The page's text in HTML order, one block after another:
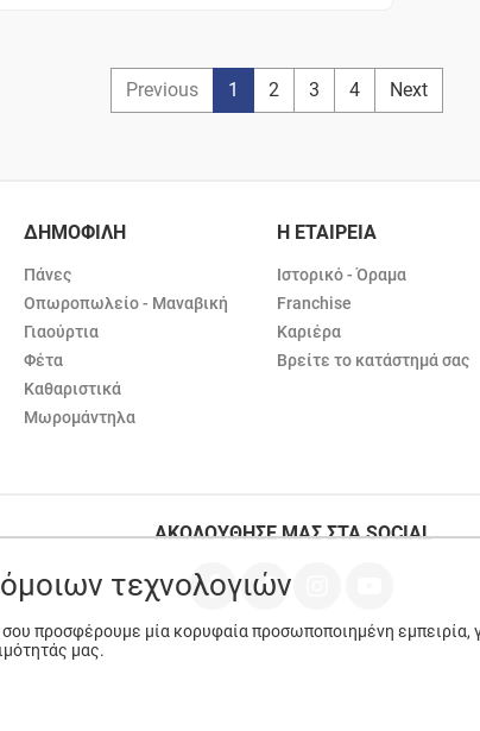
Previous 1 2 3 4 Next
ΔΗΜΟΦΙΛΗ
Πάνες
Οπωροπωλείο - Μαναβική
Γιαούρτια
Φέτα
Καθαριστικά
Μωρομάντηλα
Η ΕΤΑΙΡΕΙΑ
Ιστορικό - Όραμα
Franchise
Καριέρα
Βρείτε το κατάστημά σας
ΑΚΟΛΟΥΘΗΣΕ ΜΑΣ ΣΤΑ SOCIAL
τεχνολογιών
προσφέρουμε μία κορυφαία προσωποποιημένη εμπειρία,
μας.